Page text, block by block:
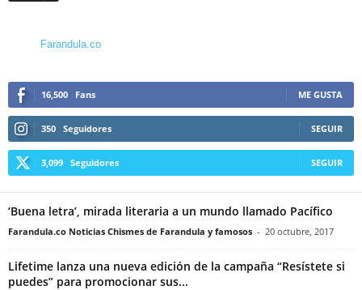
Farandula.co
16,500 Fans ME GUSTA
350 Seguidores SEGUIR
3,099 Seguidores SEGUIR
‘Buena letra’, mirada literaria a un mundo llamado Pacífico
Farandula.co Noticias Chismes de Farandula y famosos - 20 octubre, 2017
Lifetime lanza una nueva edición de la campaña “Resístete si
puedes” para promocionar sus...